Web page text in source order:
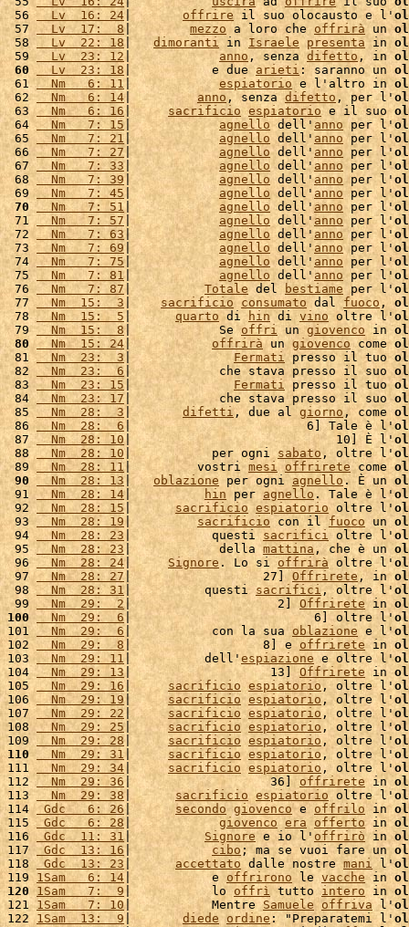
56
  Lv  16: 24
| offrire il suo olocausto e l'
57
  Lv  17:  8
| mezzo a loro che offrirà un
58
  Lv  22: 18
| dimoranti in Israele presenta in
59
  Lv  23: 12
| anno , senza difetto , in
60
  Lv  23: 18
|           e due arieti : saranno un
61
  Nm   6: 11
| espiatorio e l'altro in
62
  Nm   6: 14
| anno , senza difetto , per l'
63
  Nm   6: 16
| sacrificio espiatorio e il suo
64
  Nm   7: 15
| agnello dell' anno per l'
65
  Nm   7: 21
| agnello dell' anno per l'
66
  Nm   7: 27
| agnello dell' anno per l'
67
  Nm   7: 33
| agnello dell'anno per l'
68
  Nm   7: 39
| agnello dell'anno per l'
69
  Nm   7: 45
| agnello dell' anno per l'
70
  Nm   7: 51
| agnello dell'anno per l'
71
  Nm   7: 57
| agnello dell' anno per l'
72
  Nm   7: 63
| agnello dell' anno per l'
73
  Nm   7: 69
| agnello dell' anno per l'
74
  Nm   7: 75
| agnello dell' anno per l'
75
  Nm   7: 81
| agnello dell' anno per l'
76
  Nm   7: 87
| Totale del bestiame per l'
77
  Nm  15:  3
| sacrificio consumato dal fuoco,
78
  Nm  15:  5
| quarto di hin di vino oltre l'
79
  Nm  15:  8
|            Se offri un giovenco in
80
  Nm  15: 24
| offrirà un giovenco come
81
  Nm  23:  3
| Fermati presso il tuo
82
  Nm  23:  6
|            che stava presso il suo
83
  Nm  23: 15
| Fermati presso il tuo
84
  Nm  23: 17
|            che stava presso il suo
85
  Nm  28:  3
| difetti , due al giorno, come
86
  Nm  28:  6
|                        6] Tale è l'
87
  Nm  28: 10
|                            10] È l'
88
  Nm  28: 10
|           per ogni sabato, oltre l'
89
  Nm  28: 11
|         vostri mesi offrirete come
90
  Nm  28: 13
| oblazione per ogni agnello. È un
91
  Nm  28: 14
| hin per agnello . Tale è l'
92
  Nm  28: 15
| sacrificio espiatorio oltre l'
93
  Nm  28: 19
| sacrificio con il fuoco un
94
  Nm  28: 23
|           questi sacrifici oltre l'
95
  Nm  28: 23
|            della mattina, che è un
96
  Nm  28: 24
| Signore . Lo si offrirà oltre l'
97
  Nm  28: 27
|                  27] Offrirete , in
98
  Nm  28: 31
|          questi sacrifici, oltre l'
99
  Nm  29:  2
|                    2] Offrirete in
100
  Nm  29:  6
|                         6] oltre l'
101
  Nm  29:  6
|           con la sua oblazione e l'
102
  Nm  29:  8
|                  8] e offrirete in
103
  Nm  29: 11
|          dell' espiazione e oltre l'
104
  Nm  29: 13
|                   13] Offrirete in
105
  Nm  29: 16
| sacrificio espiatorio, oltre l'
106
  Nm  29: 19
| sacrificio espiatorio , oltre l'
107
  Nm  29: 22
| sacrificio espiatorio , oltre l'
108
  Nm  29: 25
| sacrificio espiatorio , oltre l'
109
  Nm  29: 28
| sacrificio espiatorio , oltre l'
110
  Nm  29: 31
| sacrificio espiatorio , oltre l'
111
  Nm  29: 34
| sacrificio espiatorio , oltre l'
112
  Nm  29: 36
|                   36] offrirete in
113
  Nm  29: 38
| sacrificio espiatorio oltre l'
114 Gdc   6: 26| secondo giovenco e offrilo in
115 Gdc   6: 28 | giovenco era offerto in
116 Gdc  11: 31| Signore e io l' offrirò in
117 Gdc  13: 16| cibo; ma se vuoi fare un
118 Gdc  13: 23 | accettato dalle nostre mani l'
119 1Sam   6: 14 |           e offrirono le vacche in
120
1Sam   7:  9 |           lo offrì tutto intero in
121 1Sam   7: 10|           Mentre Samuele offriva l'
122 1Sam  13:  9 | diede ordine : "Preparatemi l'